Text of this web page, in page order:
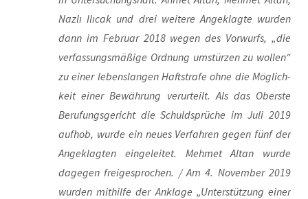
Naz­lı Ilı­cak und drei wei­te­re Ange­klag­te wur­den
dann im Febru­ar 2018 wegen des Vor­wurfs, „die
ver­fas­sungs­mä­ßi­ge Ord­nung umstür­zen zu wol­len“
zu einer lebens­lan­gen Haft­stra­fe ohne die Mög­lich­
keit einer Bewäh­rung ver­ur­teilt. Als das Obers­te
Beru­fungs­ge­richt die Schuld­sprü­che im Juli 2019
auf­hob, wur­de ein neu­es Ver­fah­ren gegen fünf der
Ange­klag­ten ein­ge­lei­tet. Meh­met Altan wur­de
dage­gen frei­ge­spro­chen. / Am 4. Novem­ber 2019
wur­den mit­hil­fe der Ankla­ge „Unter­stüt­zung einer